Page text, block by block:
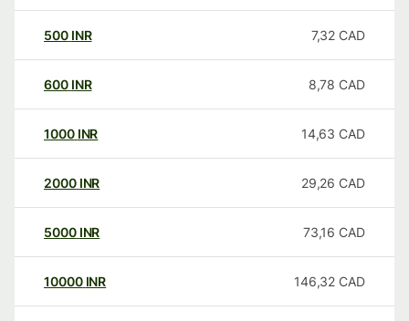
500 INR 7,32 CAD
600 INR 8,78 CAD
1000 INR 14,63 CAD
2000 INR 29,26 CAD
5000 INR 73,16 CAD
10000 INR 146,32 CAD